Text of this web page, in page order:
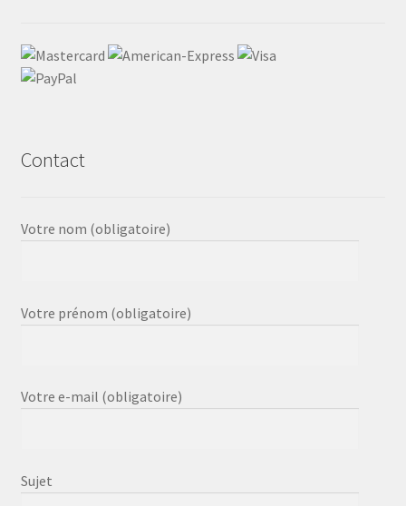
Contact
Votre nom (obligatoire)
Votre prénom (obligatoire)
Votre e-mail (obligatoire)
Sujet